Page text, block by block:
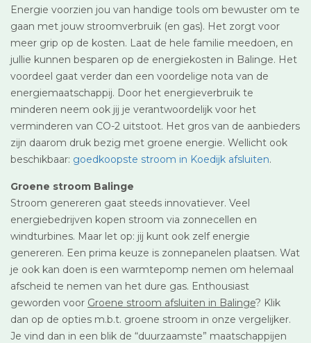
Energie voorzien jou van handige tools om bewuster om te
gaan met jouw stroomverbruik (en gas). Het zorgt voor
meer grip op de kosten. Laat de hele familie meedoen, en
jullie kunnen besparen op de energiekosten in Balinge. Het
voordeel gaat verder dan een voordelige nota van de
energiemaatschappij. Door het energieverbruik te
minderen neem ook jij je verantwoordelijk voor het
verminderen van CO-2 uitstoot. Het gros van de aanbieders
zijn daarom druk bezig met groene energie. Wellicht ook
beschikbaar: goedkoopste stroom in Koedijk afsluiten.
Groene stroom Balinge
Stroom genereren gaat steeds innovatiever. Veel
energiebedrijven kopen stroom via zonnecellen en
windturbines. Maar let op: jij kunt ook zelf energie
genereren. Een prima keuze is zonnepanelen plaatsen. Wat
je ook kan doen is een warmtepomp nemen om helemaal
afscheid te nemen van het dure gas. Enthousiast
geworden voor Groene stroom afsluiten in Balinge? Klik
dan op de opties m.b.t. groene stroom in onze vergelijker.
Je vind dan in een blik de “duurzaamste” maatschappijen